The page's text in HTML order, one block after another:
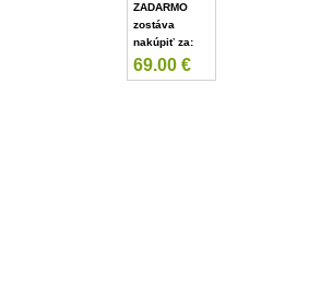
ZADARMO
zostáva
nakúpiť za:
69.00 €